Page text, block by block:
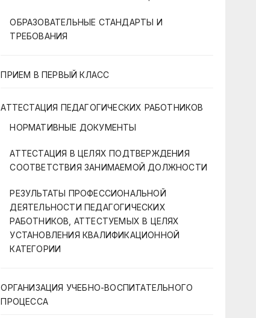
ОБРАЗОВАТЕЛЬНЫЕ СТАНДАРТЫ И
ТРЕБОВАНИЯ
ПРИЕМ В ПЕРВЫЙ КЛАСС
АТТЕСТАЦИЯ ПЕДАГОГИЧЕСКИХ РАБОТНИКОВ
НОРМАТИВНЫЕ ДОКУМЕНТЫ
АТТЕСТАЦИЯ В ЦЕЛЯХ ПОДТВЕРЖДЕНИЯ
СООТВЕТСТВИЯ ЗАНИМАЕМОЙ ДОЛЖНОСТИ
РЕЗУЛЬТАТЫ ПРОФЕССИОНАЛЬНОЙ
ДЕЯТЕЛЬНОСТИ ПЕДАГОГИЧЕСКИХ
РАБОТНИКОВ, АТТЕСТУЕМЫХ В ЦЕЛЯХ
УСТАНОВЛЕНИЯ КВАЛИФИКАЦИОННОЙ
КАТЕГОРИИ
ОРГАНИЗАЦИЯ УЧЕБНО-ВОСПИТАТЕЛЬНОГО
ПРОЦЕССА